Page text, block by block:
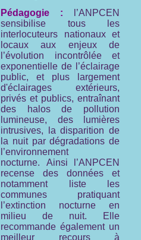
Pédagogie :
l’ANPCEN
sensibilise tous les
interlocuteurs nationaux et
locaux aux enjeux de
l’évolution incontrôlée et
exponentielle de l’éclairage
public, et plus largement
d'éclairages extérieurs,
privés et publics, entraînant
des halos de pollution
lumineuse, des lumières
intrusives, la disparition de
la nuit par dégradations de
l’environnement
nocturne. Ainsi l’ANPCEN
recense des données et
notamment liste les
communes pratiquant
l’extinction nocturne en
milieu de nuit. Elle
recommande également un
meilleur recours à